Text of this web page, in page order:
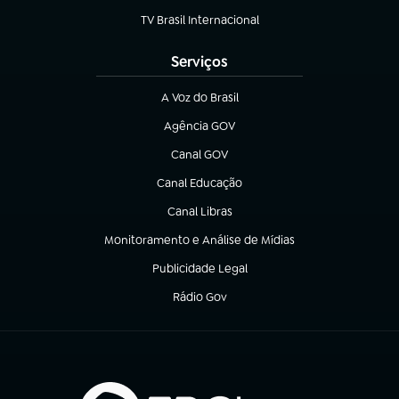
TV Brasil Internacional
(abre em nova aba)
Serviços
A Voz do Brasil
(abre em nova aba)
Agência GOV
(abre em nova aba)
Canal GOV
(abre em nova aba)
Canal Educação
(abre em nova aba)
Canal Libras
(abre em nova aba)
Monitoramento e Análise de Mídias
(abre em nova aba)
Publicidade Legal
(abre em nova aba)
Rádio Gov
(abre em nova aba)